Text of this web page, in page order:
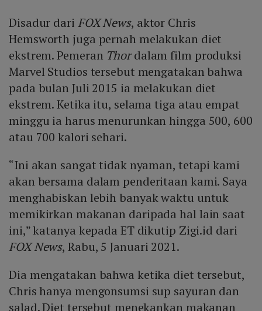
Disadur dari FOX News, aktor Chris
Hemsworth juga pernah melakukan diet
ekstrem. Pemeran Thordalam film produksi
Marvel Studios tersebut mengatakan bahwa
pada bulan Juli 2015 ia melakukan diet
ekstrem. Ketika itu, selama tiga atau empat
minggu ia harus menurunkan hingga 500, 600
atau 700 kalori sehari.
“Ini akan sangat tidak nyaman, tetapi kami
akan bersama dalam penderitaan kami. Saya
menghabiskan lebih banyak waktu untuk
memikirkan makanan daripada hal lain saat
ini,” katanya kepada ET dikutip Zigi.id dari
FOX News, Rabu, 5 Januari 2021.
Dia mengatakan bahwa ketika diet tersebut,
Chris hanya mengonsumsi sup sayuran dan
salad. Diet tersebut menekankan makanan